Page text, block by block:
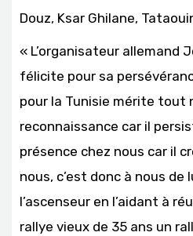
Douz, Ksar Ghilane,
« L’organisateur allemand
félicite pour sa
pour la Tunisie mérite
reconnaissance car il
présence chez nous car il
nous, c’est donc à nous de
l’ascenseur en l’aidant à
rallye vieux de 35 ans un